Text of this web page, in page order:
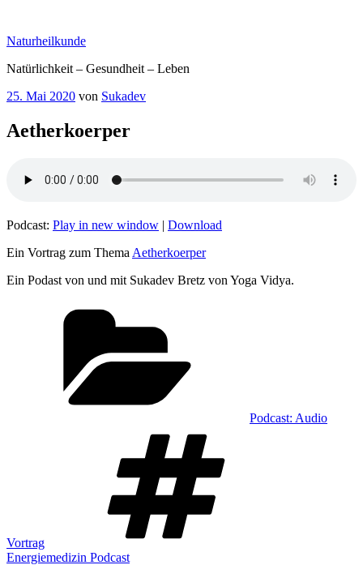
springen
Naturheilkunde
Natürlichkeit – Gesundheit – Leben
Veröffentlicht
25. Mai 2020 von Sukadev
Aetherkoerper
Podcast: Play in new window | Download
Ein Vortrag zum Thema Aetherkoerper
Ein Podast von und mit Sukadev Bretz von Yoga Vidya.
Podcast: Audio
Vortrag
Energiemedizin Podcast